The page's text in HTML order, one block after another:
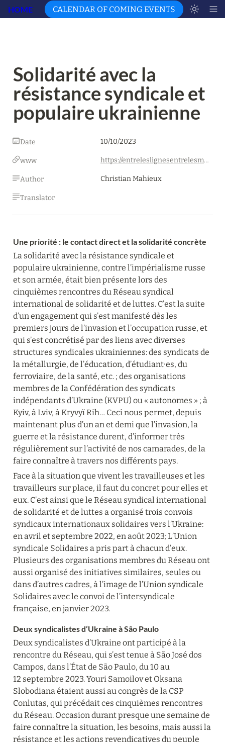
HOME CALENDAR OF COMING EVENTS
Solidarité avec la
résistance syndicale et
populaire ukrainienne
Date 10/10/2023
www https://entreleslignesentrelesmots.wordpress.com/2023/10/10/solidarite-avec-la-resistance-syndicale-et-populaire-ukrainienne/
Author Christian Mahieux
Translator
Une priorité : le contact direct et la solidarité concrète
La solidarité avec la résistance syndicale et
populaire ukrainienne, contre l’impérialisme russe
et son armée, était bien présente lors des
cinquièmes rencontres du Réseau syndical
international de solidarité et de luttes. C’est la suite
d’un engagement qui s’est manifesté dès les
premiers jours de l’invasion et l’occupation russe, et
qui s’est concrétisé par des liens avec diverses
structures syndicales ukrainiennes: des syndicats de
la métallurgie, de l’éducation, d’étudiant∙es, du
ferroviaire, de la santé, etc. ; des organisations
membres de la Confédération des syndicats
indépendants d’Ukraine (KVPU) ou « autonomes » ; à
Kyiv, à Lviv, à Kryvyï Rih… Ceci nous permet, depuis
maintenant plus d’un an et demi que l’invasion, la
guerre et la résistance durent, d’informer très
régulièrement sur l’activité de nos camarades, de la
faire connaître à travers nos différents pays.
Face à la situation que vivent les travailleuses et les
travailleurs sur place, il faut du concret pour elles et
eux. C’est ainsi que le Réseau syndical international
de solidarité et de luttes a organisé trois convois
syndicaux internationaux solidaires vers l’Ukraine:
en avril et septembre 2022, en août 2023; L’Union
syndicale Solidaires a pris part à chacun d’eux.
Plusieurs des organisations membres du Réseau ont
aussi organisé des initiatives similaires, seules ou
dans d’autres cadres, à l’image de l’Union syndicale
Solidaires avec le convoi de l’intersyndicale
française, en janvier 2023.
Deux syndicalistes d’Ukraine à São Paulo
Deux syndicalistes d’Ukraine ont participé à la
rencontre du Réseau, qui s’est tenue à São José dos
Campos, dans l’État de São Paulo, du 10 au
12 septembre 2023. Youri Samoilov et Oksana
Slobodiana étaient aussi au congrès de la CSP
Conlutas, qui précédait ces cinquièmes rencontres
du Réseau. Occasion durant presque une semaine de
faire connaître la situation, les besoins, mais aussi la
résistance et les actions revendicatives du peuple